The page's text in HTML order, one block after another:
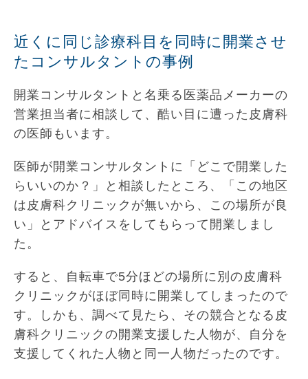
近くに同じ診療科目を同時に開業させ
たコンサルタントの事例
開業コンサルタントと名乗る医薬品メーカーの
営業担当者に相談して、酷い目に遭った皮膚科
の医師もいます。
医師が開業コンサルタントに「どこで開業した
らいいのか？」と相談したところ、「この地区
は皮膚科クリニックが無いから、この場所が良
い」とアドバイスをしてもらって開業しまし
た。
すると、自転車で5分ほどの場所に別の皮膚科
クリニックがほぼ同時に開業してしまったので
す。しかも、調べて見たら、その競合となる皮
膚科クリニックの開業支援した人物が、自分を
支援してくれた人物と同一人物だったのです。